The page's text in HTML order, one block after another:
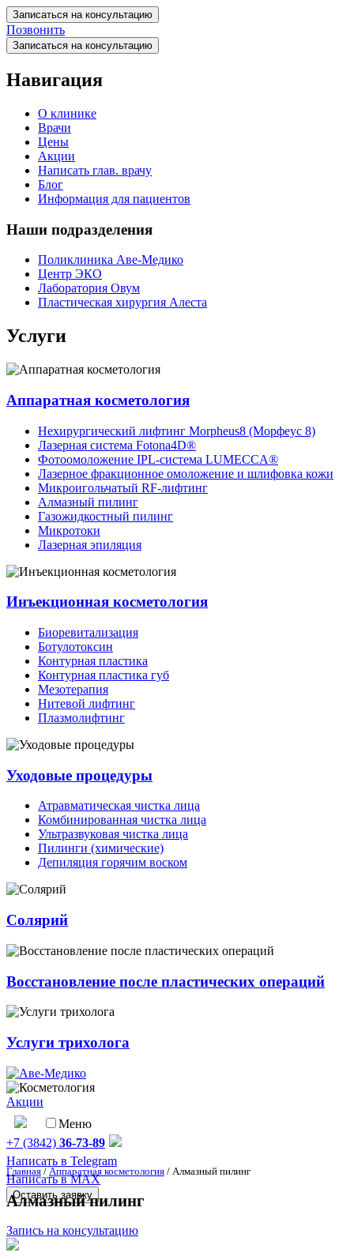
Записаться на консультацию
Позвонить
Записаться на консультацию
Навигация
О клинике
Врачи
Цены
Акции
Написать глав. врачу
Блог
Информация для пациентов
Наши подразделения
Поликлиника Аве-Медико
Центр ЭКО
Лаборатория Овум
Пластическая хирургия Алеста
Услуги
Аппаратная косметология
Нехирургический лифтинг Morpheus8 (Морфеус 8)
Лазерная система Fotona4D®
Фотоомоложение IPL-система LUMECCA®
Лазерное фракционное омоложение и шлифовка кожи
Микроигольчатый RF-лифтинг
Алмазный пилинг
Газожидкостный пилинг
Микротоки
Лазерная эпиляция
Инъекционная косметология
Биоревитализация
Ботулотоксин
Контурная пластика
Контурная пластика губ
Мезотерапия
Нитевой лифтинг
Плазмолифтинг
Уходовые процедуры
Атравматическая чистка лица
Комбинированная чистка лица
Ультразвуковая чистка лица
Пилинги (химические)
Депиляция горячим воском
Солярий
Восстановление после пластических операций
Услуги трихолога
Акции
Меню
+7 (3842) 36-73-89
Написать в Telegram
Написать в MAX
Оставить заявку
Главная / Аппаратная косметология / Алмазный пилинг
Алмазный пилинг
Запись на консультацию